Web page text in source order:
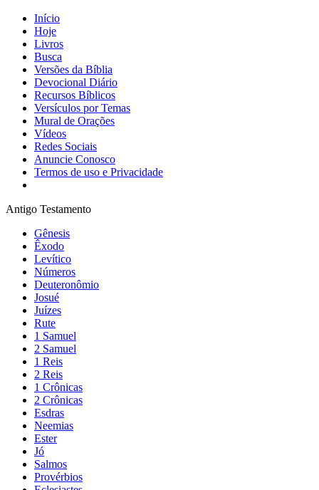
Início
Hoje
Livros
Busca
Versões da Bíblia
Devocional Diário
Recursos Bíblicos
Versículos por Temas
Mural de Orações
Vídeos
Redes Sociais
Anuncie Conosco
Termos de uso e Privacidade
Antigo Testamento
Gênesis
Êxodo
Levítico
Números
Deuteronômio
Josué
Juízes
Rute
1 Samuel
2 Samuel
1 Reis
2 Reis
1 Crônicas
2 Crônicas
Esdras
Neemias
Ester
Jó
Salmos
Provérbios